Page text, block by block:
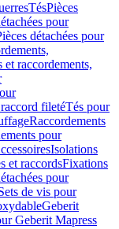
TésPièces
pour
détachées pour
et raccordements,
filetéTés pour
Raccordements
pour
Isolations
et raccordsFixations
pour
de vis pour
Geberit
Geberit Mapress